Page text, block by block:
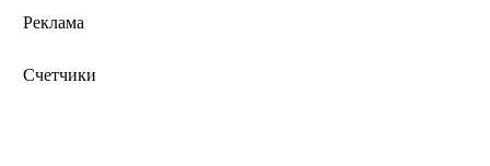
Реклама
Счетчики